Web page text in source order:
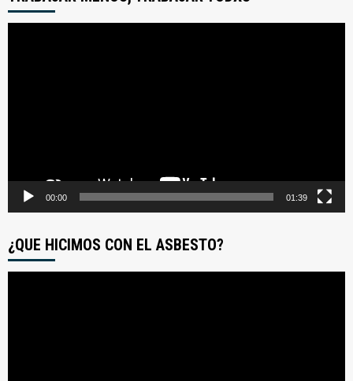
00:00 01:39
¿QUE HICIMOS CON EL ASBESTO?